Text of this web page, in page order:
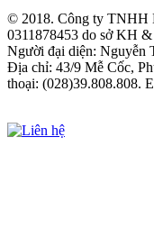
© 2018. Công ty TNHH
0311878453 do sở KH
Người đại diện: Nguyễn
Địa chỉ: 43/9 Mễ Cốc,
thoại: (028)39.808.808.